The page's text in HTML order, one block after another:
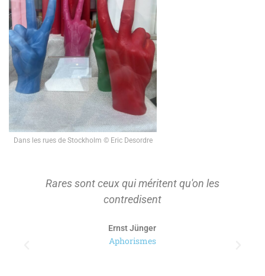
Dans les rues de Stockholm © Eric Desordre
Rares sont ceux qui méritent qu'on les
contredisent
Ernst Jünger
Aphorismes